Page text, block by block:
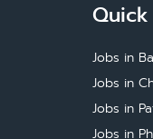
Jobs in
Jobs in
Jobs in
Jobs in